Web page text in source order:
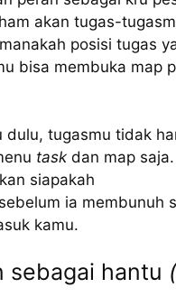
akan tugas-
posisi tugas
bisa membuka map
dulu, tugasmu tidak
task dan map
siapakah
ia membunuh
kamu.
sebagai hantu